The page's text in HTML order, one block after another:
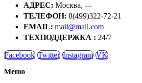
АДРЕС: Москва, ---
ТЕЛЕФОН: 8(499)322-72-21
EMAIL: mail@mail.com
ТЕХПОДДЕРЖКА : 24/7
Facebook Twitter Instagram VK
Меню